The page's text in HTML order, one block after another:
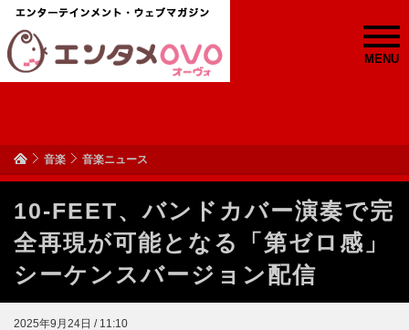
MENU
音楽 音楽ニュース
10-FEET、バンドカバー演奏で完
全再現が可能となる「第ゼロ感」
シーケンスバージョン配信
2025年9月24日 / 11:10